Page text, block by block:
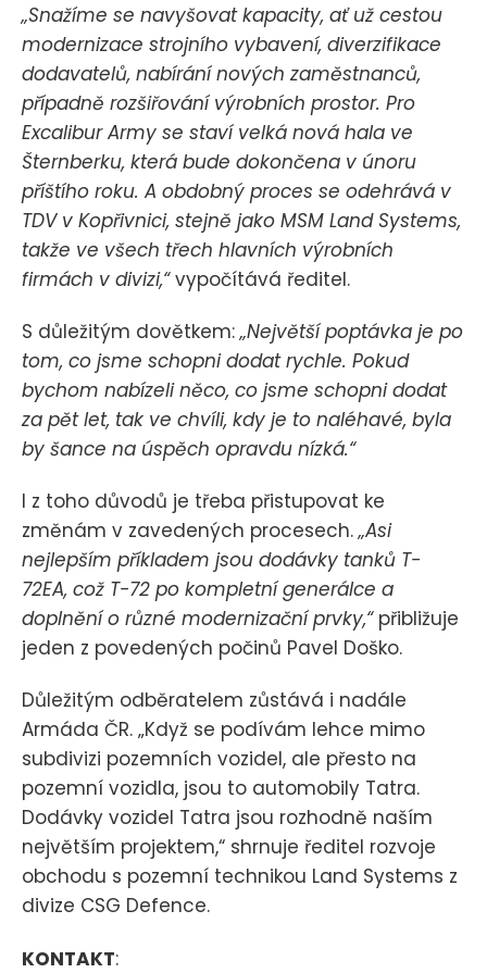
„Snažíme se navyšovat kapacity, ať už cestou
modernizace strojního vybavení, diverzifikace
dodavatelů, nabírání nových zaměstnanců,
případně rozšiřování výrobních prostor. Pro
Excalibur Army se staví velká nová hala ve
Šternberku, která bude dokončena v únoru
příštího roku. A obdobný proces se odehrává v
TDV v Kopřivnici, stejně jako MSM Land Systems,
takže ve všech třech hlavních výrobních
firmách v divizi,“vypočítává ředitel.
S důležitým dovětkem:„Největší poptávka je po
tom, co jsme schopni dodat rychle. Pokud
bychom nabízeli něco, co jsme schopni dodat
za pět let, tak ve chvíli, kdy je to naléhavé, byla
by šance na úspěch opravdu nízká.“
I z toho důvodů je třeba přistupovat ke
změnám v zavedených procesech.„Asi
nejlepším příkladem jsou dodávky tanků T-
72EA, což T-72 po kompletní generálce a
doplnění o různé modernizační prvky,“přibližuje
jeden z povedených počinů Pavel Doško.
Důležitým odběratelem zůstává i nadále
Armáda ČR. „Když se podívám lehce mimo
subdivizi pozemních vozidel, ale přesto na
pozemní vozidla, jsou to automobily Tatra.
Dodávky vozidel Tatra jsou rozhodně naším
největším projektem,“ shrnuje ředitel rozvoje
obchodu s pozemní technikou Land Systems z
divize CSG Defence.
KONTAKT: